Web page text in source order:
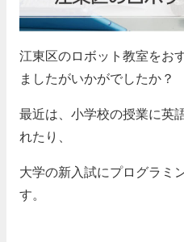
江東区のロボット教室をお
ましたがいかがでしたか？
最近は、小学校の授業に英
れたり、
大学の新入試にプログラミ
す。